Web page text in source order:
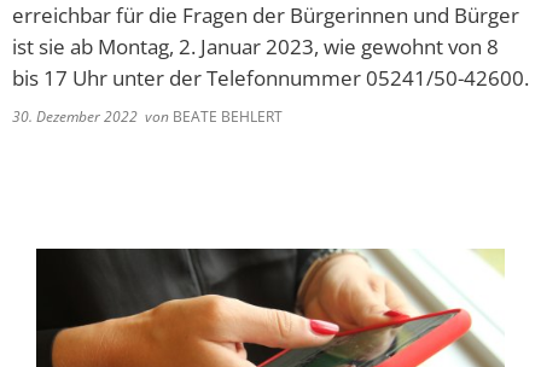
erreichbar für die Fragen der Bürgerinnen und Bürger
ist sie ab Montag, 2. Januar 2023, wie gewohnt von 8
bis 17 Uhr unter der Telefonnummer 05241/50-42600.
30. Dezember 2022 von BEATE BEHLERT